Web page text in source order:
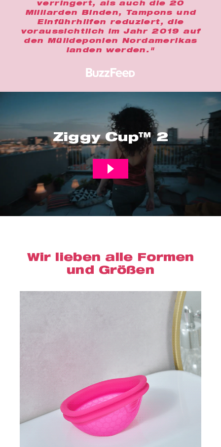
verringert, als auch die 20
Milliarden Binden, Tampons und
Einführhilfen reduziert, die
voraussichtlich im Jahr 2019 auf
den Mülldeponien Nordamerikas
landen werden."
Ziggy Cup™ 2
Wir lieben alle Formen
und Größen